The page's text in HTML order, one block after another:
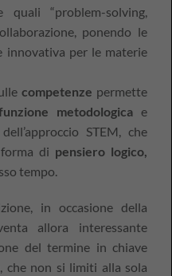
quali “problem-solving,
ponendo le
innovativa per le materie
competenze permette
metodologica e
STEM, che
di pensiero logico,
tempo.
in occasione della
allora interessante
del termine in chiave
che non si limiti alla sola